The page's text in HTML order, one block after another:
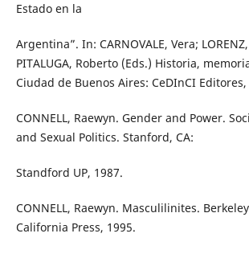
Estado en la
Argentina”. In: CARNOVALE, Vera;
PITALUGA, Roberto (Eds.) Historia,
Ciudad de Buenos Aires: CeDInCI
CONNELL, Raewyn. Gender and Power.
and Sexual Politics. Stanford, CA:
Standford UP, 1987.
CONNELL, Raewyn. Masculilinites.
California Press, 1995.